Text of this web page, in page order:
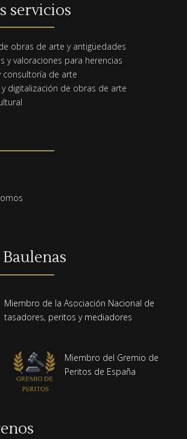
servicios
obras de arte y antigüedades
y valoraciones para herencias
consultoría de arte
y digitalización de obras de arte
Miembro de la Asociación Nacional de
tasadores, peritos y mediadores
Miembro del Gremio de
Peritos de España